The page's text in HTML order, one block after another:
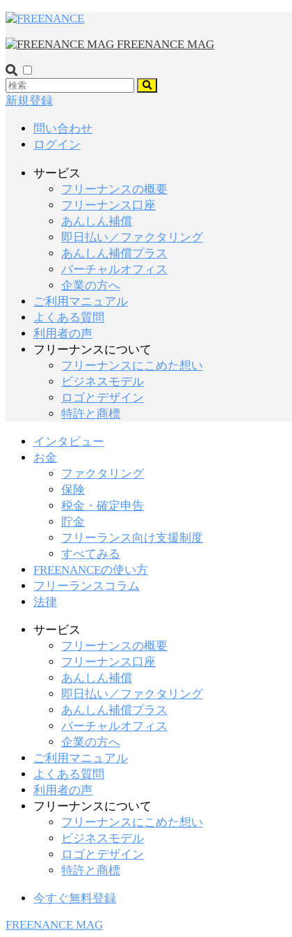
FREENANCE MAG
新規登録
問い合わせ
ログイン
サービス
フリーナンスの概要
フリーナンス口座
あんしん補償
即日払い／ファクタリング
あんしん補償プラス
バーチャルオフィス
企業の方へ
ご利用マニュアル
よくある質問
利用者の声
フリーナンスについて
フリーナンスにこめた想い
ビジネスモデル
ロゴとデザイン
特許と商標
インタビュー
お金
ファクタリング
保険
税金・確定申告
貯金
フリーランス向け支援制度
すべてみる
FREENANCEの使い方
フリーランスコラム
法律
サービス
フリーナンスの概要
フリーナンス口座
あんしん補償
即日払い／ファクタリング
あんしん補償プラス
バーチャルオフィス
企業の方へ
ご利用マニュアル
よくある質問
利用者の声
フリーナンスについて
フリーナンスにこめた想い
ビジネスモデル
ロゴとデザイン
特許と商標
今すぐ無料登録
FREENANCE MAG